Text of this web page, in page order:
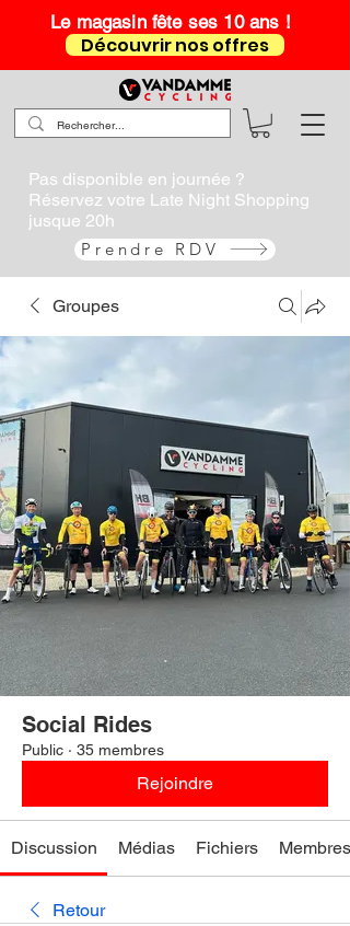
Le magasin fête ses 10 ans !
Découvrir nos offres
Pas disponible en journée ?
Réservez votre Late Night Shopping
jusque 20h
Prendre RDV
Groupes
Social Rides
Public · 35 membres
Rejoindre
Discussion Médias Fichiers Membres
Retour